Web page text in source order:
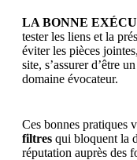
LA BONNE
tester les liens et la
éviter les pièces
site, s’assurer d’être
domaine évocateur.
Ces bonnes pratiques
filtres qui bloquent la
réputation auprès des